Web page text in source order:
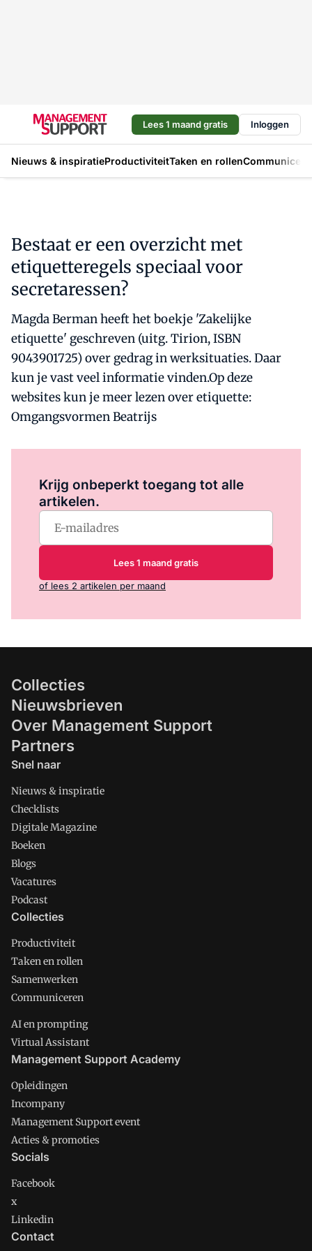
Lees 1 maand gratis Inloggen
Nieuws & inspiratieProductiviteitTaken en rollen
Bestaat er een overzicht met
etiquetteregels speciaal voor
secretaressen?
Magda Berman heeft het boekje 'Zakelijke
etiquette' geschreven (uitg. Tirion, ISBN
9043901725) over gedrag in werksituaties. Daar
kun je vast veel informatie vinden.Op deze
websites kun je meer lezen over etiquette:
Omgangsvormen Beatrijs
Krijg onbeperkt toegang tot alle
artikelen.
Lees 1 maand gratis
of lees 2 artikelen per maand
Collecties
Nieuwsbrieven
Over Management Support
Partners
Snel naar
Nieuws & inspiratie
Checklists
Digitale Magazine
Boeken
Blogs
Vacatures
Podcast
Collecties
Productiviteit
Taken en rollen
Samenwerken
Communiceren
AI en prompting
Virtual Assistant
Management Support Academy
Opleidingen
Incompany
Management Support event
Acties & promoties
Socials
Facebook
x
Linkedin
Contact